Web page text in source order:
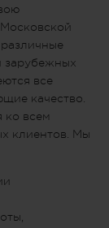
зарубежных
все
качество.
ко всем
клиентов. Мы